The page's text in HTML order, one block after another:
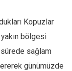
Kopuzlar
bölgesi
sağlam
günümüzde